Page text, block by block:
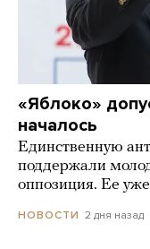
«Яблоко»
началось
Единственную
поддержали
оппозиция. Ее
НОВОСТИ 2 дня назад